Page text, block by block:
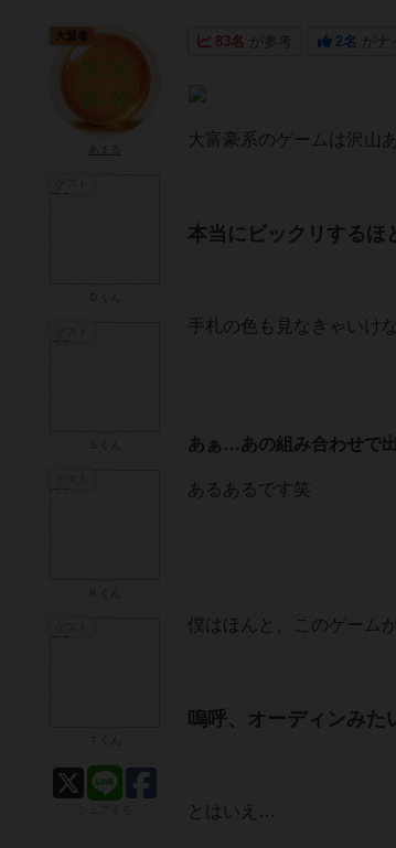
83名 が参考 2名 がナ
大富豪系のゲームは沢山
本当にビックリするほ
手札の色も見なきゃい
あぁ…あの組み合わせで
あるあるです笑
僕はほんと、このゲーム
嗚呼、オーディンみた
とはいえ…
大賢者